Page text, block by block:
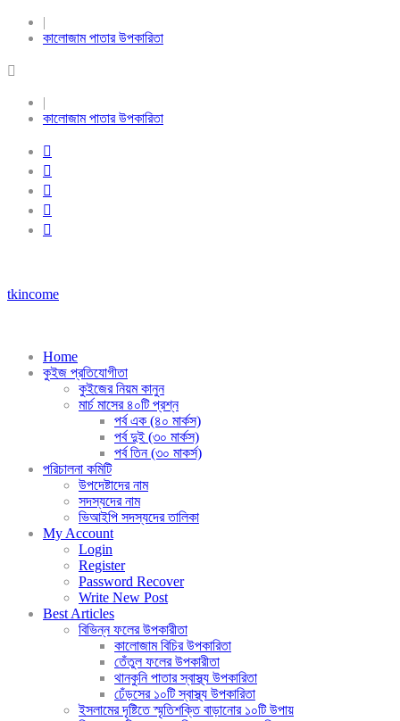
|
কালোজাম পাতার উপকারিতা
|
কালোজাম পাতার উপকারিতা
tkincome
Home
কুইজ প্রতিযোগীতা
কুইজের নিয়ম কানুন
মার্চ মাসের ৪০টি প্রশ্ন
পর্ব এক (৪০ মার্কস)
পর্ব দুই (৩০ মার্কস)
পর্ব তিন (৩০ মাকর্স)
পরিচালনা কমিটি
উপদেষ্টাদের নাম
সদস্যদের নাম
ভিআইপি সদস্যদের তালিকা
My Account
Login
Register
Password Recover
Write New Post
Best Articles
বিভিন্ন ফলের উপকারীতা
কালোজাম বিচির উপকারিতা
তেঁতুল ফলের উপকারীতা
থানকুনি পাতার স্বাস্থ্য উপকারিতা
ঢেঁড়সের ১০টি স্বাস্থ্য উপকারিতা
ইসলামের দৃষ্টিতে স্মৃতিশক্তি বাড়ানোর ১০টি উপায়